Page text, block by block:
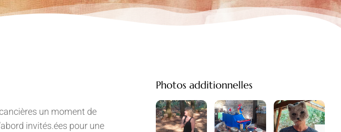
un moment de
invités.ées pour une
Photos additionnelles